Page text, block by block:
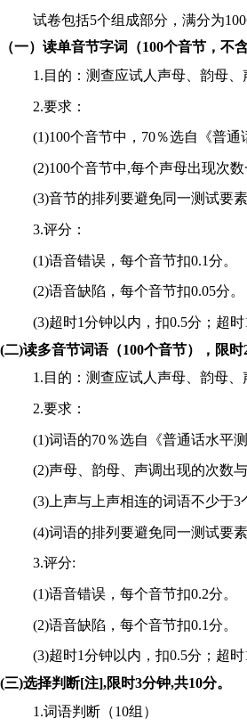
试卷包括5个组成部分，满分为100
（一）读单音节字词（100个音节，不
1.目的：测查应试人声母、韵母、
2.要求：
(1)100个音节中，70％选自《普
(2)100个音节中,每个声母出现次
(3)音节的排列要避免同一测试要素
3.评分：
(1)语音错误，每个音节扣0.1分。
(2)语音缺陷，每个音节扣0.05分。
(3)超时1分钟以内，扣0.5分；超
(二)读多音节词语（100个音节），限时
1.目的：测查应试人声母、韵母
2.要求：
(1)词语的70％选自《普通话水平
(2)声母、韵母、声调出现的次数
(3)上声与上声相连的词语不少于
(4)词语的排列要避免同一测试要素
3.评分:
(1)语音错误，每个音节扣0.2分。
(2)语音缺陷，每个音节扣0.1分。
(3)超时1分钟以内，扣0.5分；超
(三)选择判断[注],限时3分钟,共10分。
1.词语判断（10组）